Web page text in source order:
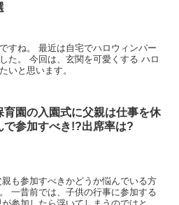
ハロウィンパー
くする ハロ
いと思います。
育園の入園式に父親は仕事を休
で参加すべき!?出席率は?
する